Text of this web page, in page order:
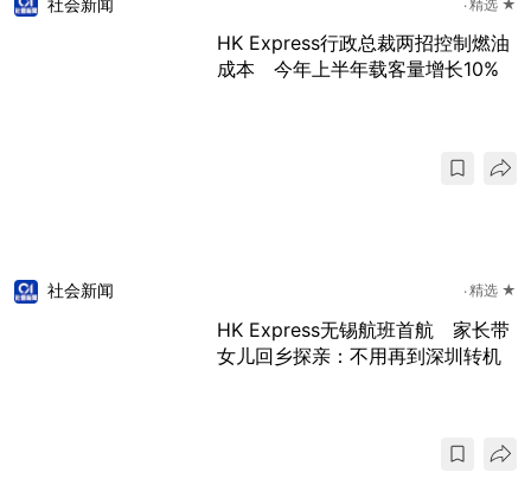
社会新闻 精选 ★
HK Express行政总裁两招控制燃油
成本 今年上半年载客量增长10%
社会新闻 精选 ★
HK Express无锡航班首航 家长带
女儿回乡探亲：不用再到深圳转机